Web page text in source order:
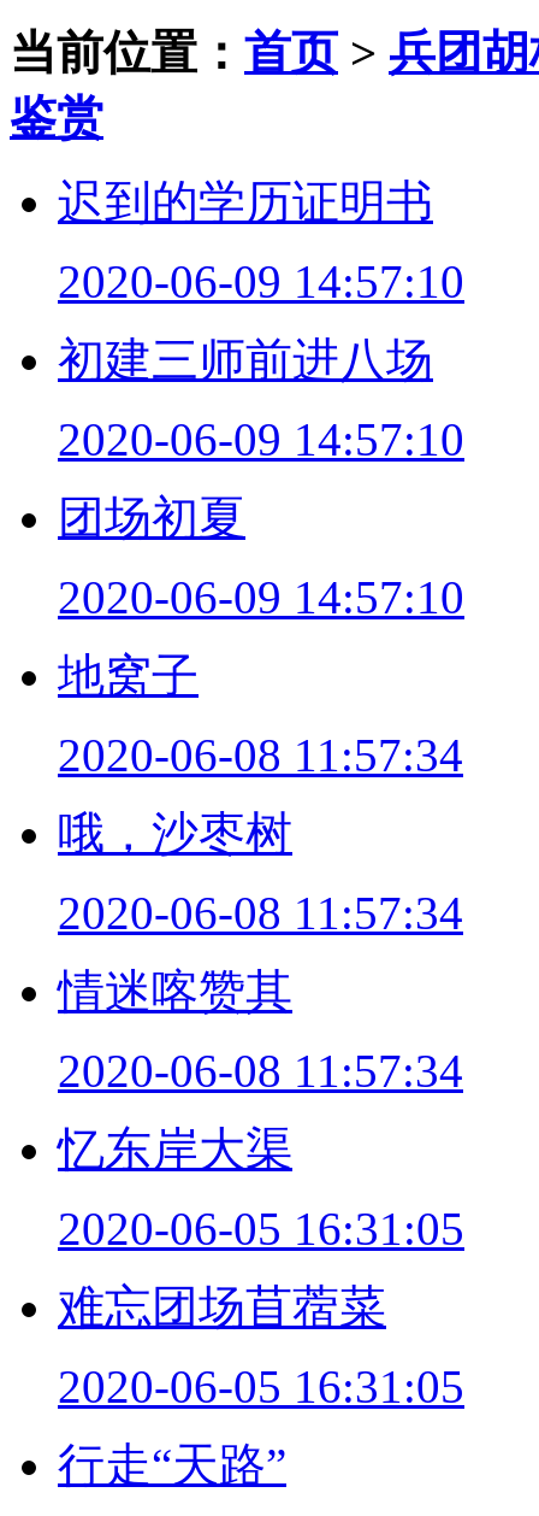
当前位置： 首页 > 兵团
鉴赏
迟到的学历证明书
2020-06-09 14:57:10
初建三师前进八场
2020-06-09 14:57:10
团场初夏
2020-06-09 14:57:10
地窝子
2020-06-08 11:57:34
哦，沙枣树
2020-06-08 11:57:34
情迷喀赞其
2020-06-08 11:57:34
忆东岸大渠
2020-06-05 16:31:05
难忘团场苜蓿菜
2020-06-05 16:31:05
行走“天路”